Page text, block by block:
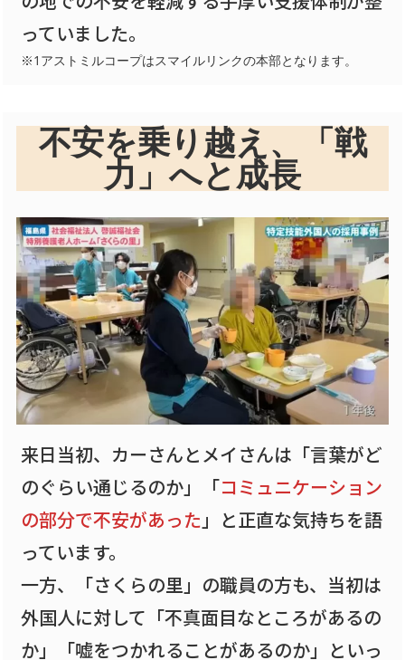
っていました。
※1アストミルコープはスマイルリンクの本部となります。
不安を乗り越え、「戦
力」へと成長
来日当初、カーさんとメイさんは「言葉がど
のぐらい通じるのか」「コミュニケーション
の部分で不安があった 」と正直な気持ちを語
っています。
一方、「さくらの里」の職員の方も、当初は
外国人に対して「不真面目なところがあるの
か」「嘘をつかれることがあるのか」といっ